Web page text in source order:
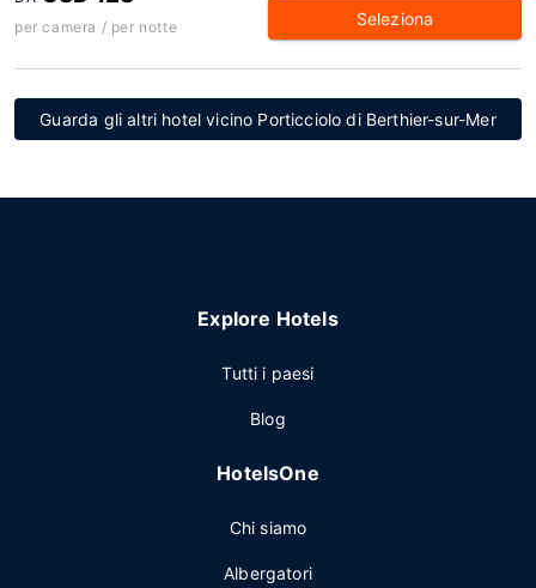
per camera / per notte Seleziona
Guarda gli altri hotel vicino Porticciolo di Berthier-sur-Mer
Explore Hotels
Tutti i paesi
Blog
HotelsOne
Chi siamo
Albergatori